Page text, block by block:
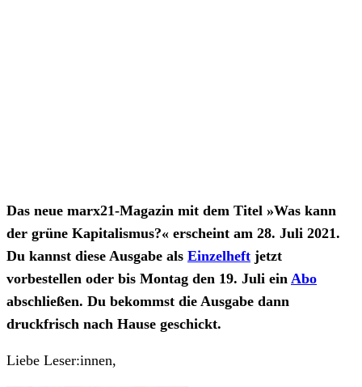
Das neue marx21-Magazin mit dem Titel »Was kann
der grüne Kapitalismus?« erscheint am 28. Juli 2021.
Du kannst diese Ausgabe als Einzelheft jetzt
vorbestellen oder bis Montag den 19. Juli ein Abo
abschließen. Du bekommst die Ausgabe dann
druckfrisch nach Hause geschickt.
Liebe Leser:innen,